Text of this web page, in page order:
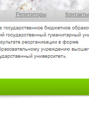
Репетиторы Контакты